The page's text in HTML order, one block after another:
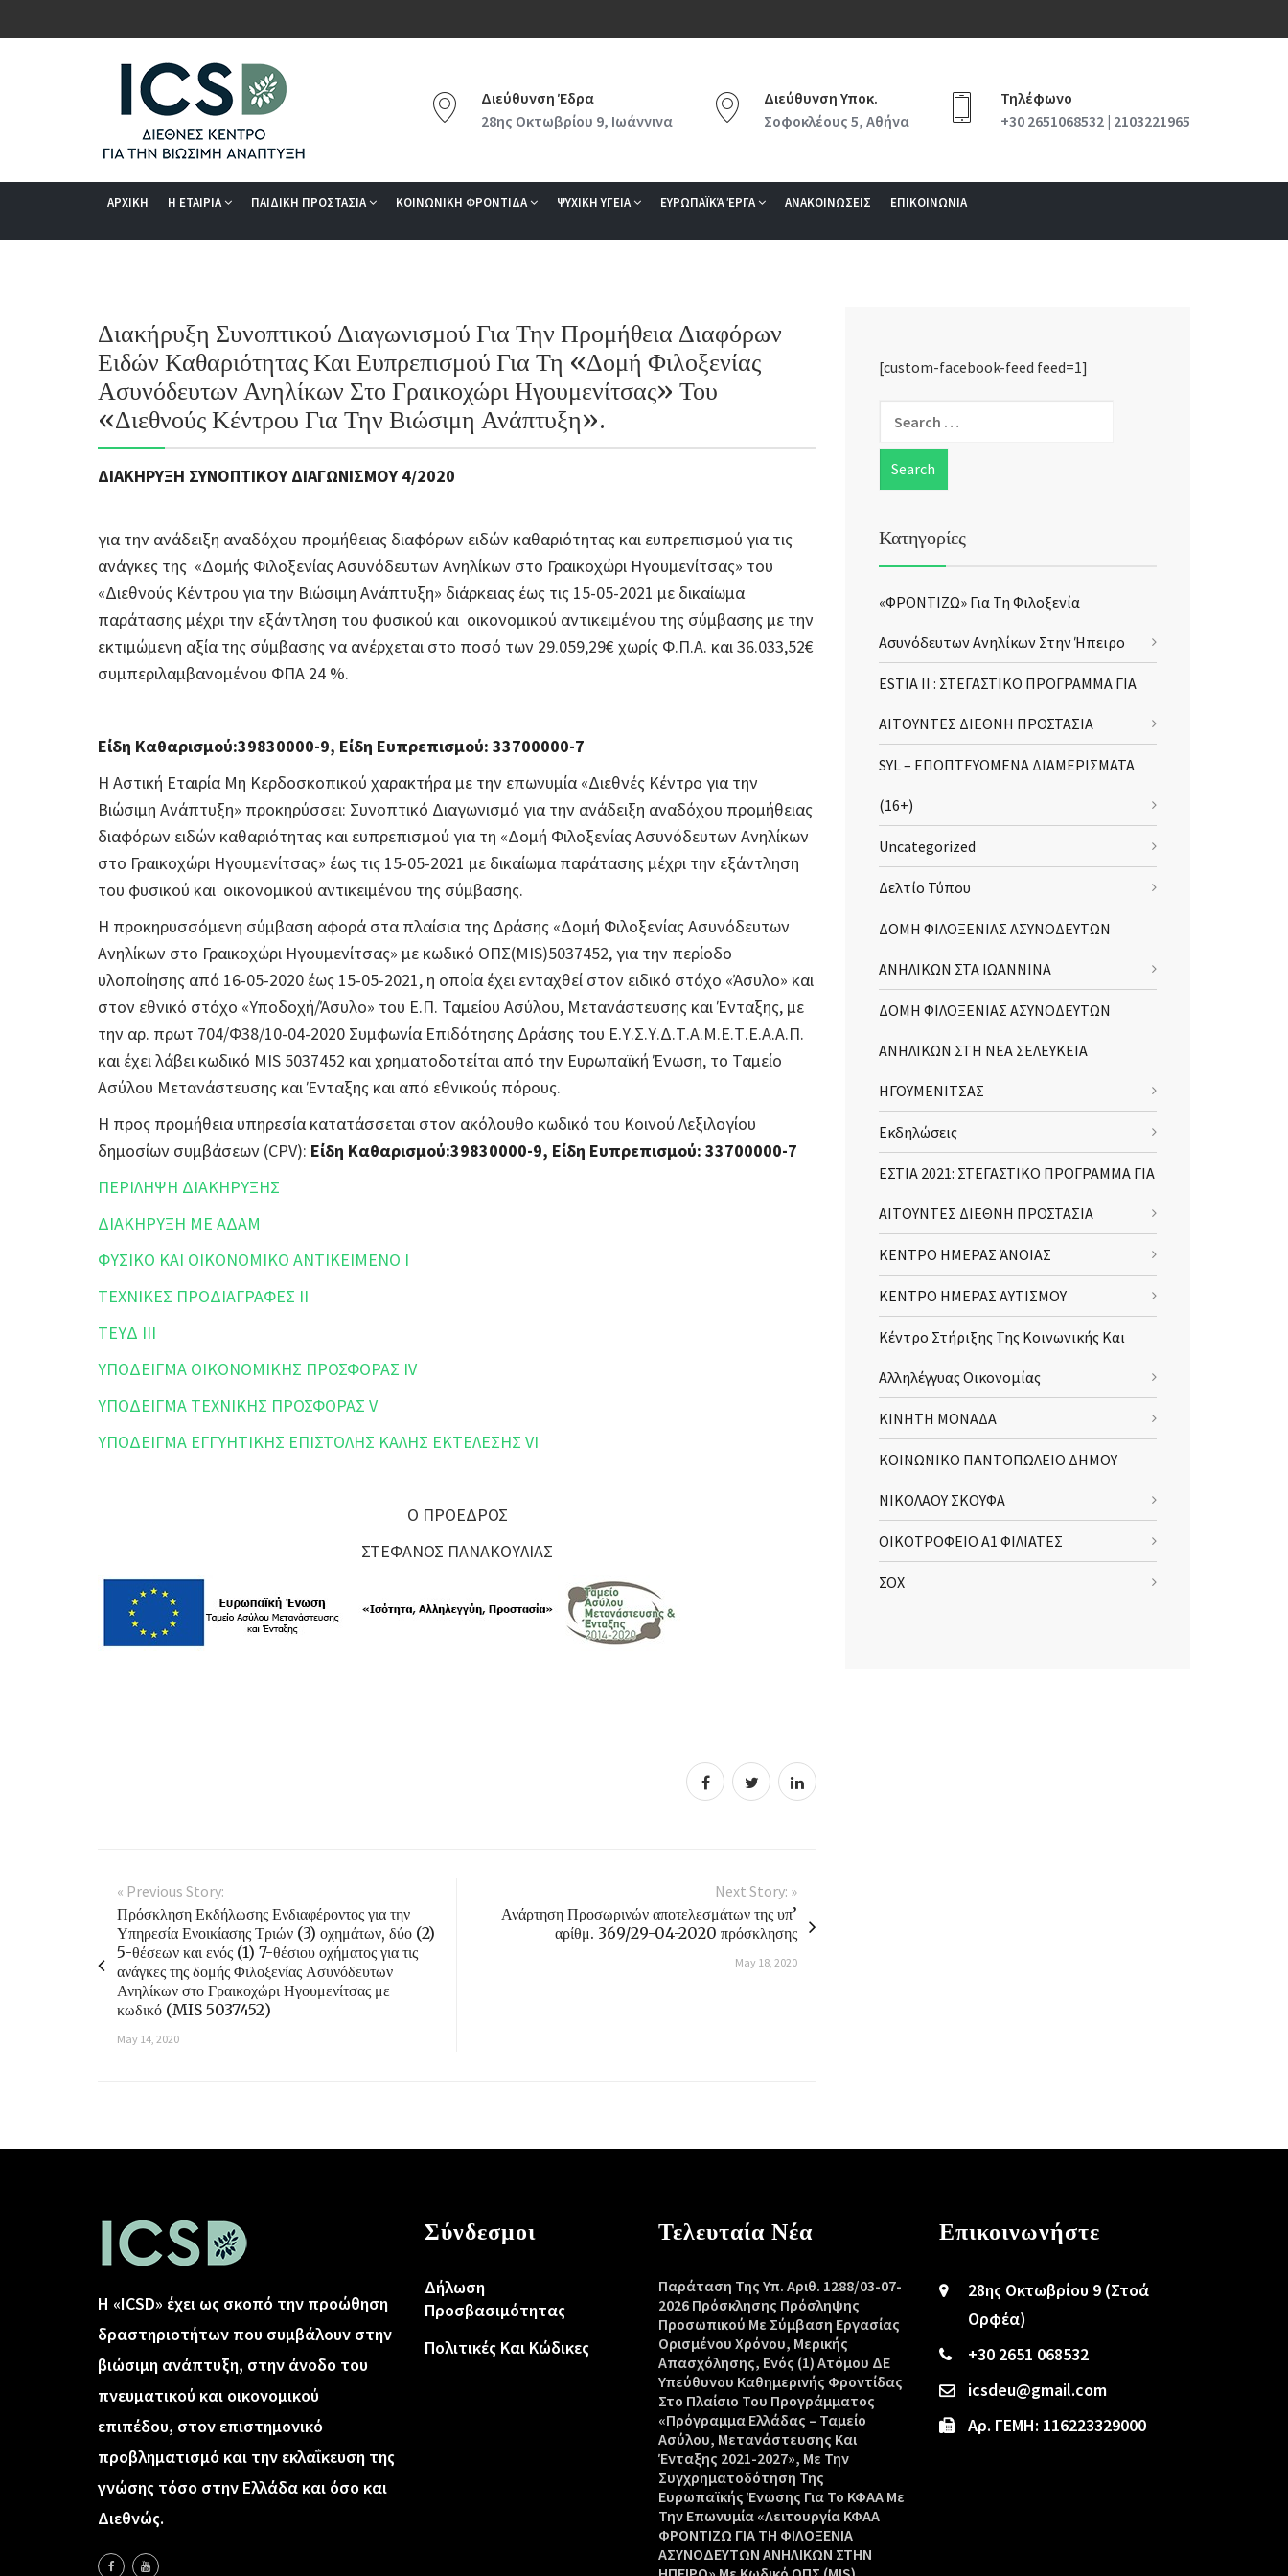
Διεύθυνση Έδρα
28ης Οκτωβρίου 9, Ιωάννινα
Διεύθυνση Υποκ.
Σοφοκλέους 5, Αθήνα
Τηλέφωνο
+30 2651068532 | 2103221965
ΑΡΧΙΚΗ Η ΕΤΑΙΡΙΑ ΠΑΙΔΙΚΗ ΠΡΟΣΤΑΣΙΑ ΚΟΙΝΩΝΙΚΗ ΦΡΟΝΤΙΔΑ ΨΥΧΙΚΗ ΥΓΕΙΑ ΕΥΡΩΠΑΪΚΆ ΈΡΓΑ ΑΝΑΚΟΙΝΩΣΕΙΣ ΕΠΙΚΟΙΝΩΝΙΑ
Διακήρυξη Συνοπτικού Διαγωνισμού Για Την Προμήθεια Διαφόρων
Ειδών Καθαριότητας Και Ευπρεπισμού Για Τη «Δομή Φιλοξενίας
Ασυνόδευτων Ανηλίκων Στο Γραικοχώρι Ηγουμενίτσας» Του
«Διεθνούς Κέντρου Για Την Βιώσιμη Ανάπτυξη».
ΔΙΑΚΗΡΥΞΗ ΣΥΝΟΠΤΙΚΟΥ ΔΙΑΓΩΝΙΣΜΟΥ 4/2020
για την ανάδειξη αναδόχου προμήθειας διαφόρων ειδών καθαριότητας και ευπρεπισμού για τις
ανάγκες της «Δομής Φιλοξενίας Ασυνόδευτων Ανηλίκων στο Γραικοχώρι Ηγουμενίτσας» του
«Διεθνούς Κέντρου για την Βιώσιμη Ανάπτυξη» διάρκειας έως τις 15-05-2021 με δικαίωμα
παράτασης μέχρι την εξάντληση του φυσικού και οικονομικού αντικειμένου της σύμβασης με την
εκτιμώμενη αξία της σύμβασης να ανέρχεται στο ποσό των 29.059,29€ χωρίς Φ.Π.Α. και 36.033,52€
συμπεριλαμβανομένου ΦΠΑ 24 %.
Είδη Καθαρισμού:39830000-9, Είδη Ευπρεπισμού: 33700000-7
Η Αστική Εταιρία Μη Κερδοσκοπικού χαρακτήρα με την επωνυμία «Διεθνές Κέντρο για την
Βιώσιμη Ανάπτυξη» προκηρύσσει: Συνοπτικό Διαγωνισμό για την ανάδειξη αναδόχου προμήθειας
διαφόρων ειδών καθαριότητας και ευπρεπισμού για τη «Δομή Φιλοξενίας Ασυνόδευτων Ανηλίκων
στο Γραικοχώρι Ηγουμενίτσας» έως τις 15-05-2021 με δικαίωμα παράτασης μέχρι την εξάντληση
του φυσικού και οικονομικού αντικειμένου της σύμβασης.
Η προκηρυσσόμενη σύμβαση αφορά στα πλαίσια της Δράσης «Δομή Φιλοξενίας Ασυνόδευτων
Ανηλίκων στο Γραικοχώρι Ηγουμενίτσας» με κωδικό ΟΠΣ(MIS)5037452, για την περίοδο
υλοποίησης από 16-05-2020 έως 15-05-2021, η οποία έχει ενταχθεί στον ειδικό στόχο «Άσυλο» και
στον εθνικό στόχο «Υποδοχή/Άσυλο» του Ε.Π. Ταμείου Ασύλου, Μετανάστευσης και Ένταξης, με
την αρ. πρωτ 704/Φ38/10-04-2020 Συμφωνία Επιδότησης Δράσης του Ε.Υ.Σ.Υ.Δ.Τ.Α.Μ.Ε.Τ.Ε.Α.Α.Π.
και έχει λάβει κωδικό MIS 5037452 και χρηματοδοτείται από την Ευρωπαϊκή Ένωση, το Ταμείο
Ασύλου Μετανάστευσης και Ένταξης και από εθνικούς πόρους.
Η προς προμήθεια υπηρεσία κατατάσσεται στον ακόλουθο κωδικό του Κοινού Λεξιλογίου
δημοσίων συμβάσεων (CPV): Είδη Καθαρισμού:39830000-9, Είδη Ευπρεπισμού: 33700000-7
ΠΕΡΙΛΗΨΗ ΔΙΑΚΗΡΥΞΗΣ
ΔΙΑΚΗΡΥΞΗ ΜΕ ΑΔΑΜ
ΦΥΣΙΚΟ ΚΑΙ ΟΙΚΟΝΟΜΙΚΟ ΑΝΤΙΚΕΙΜΕΝΟ I
TEXNIKEΣ ΠΡΟΔΙΑΓΡΑΦΕΣ ΙΙ
ΤΕΥΔ ΙΙΙ
ΥΠΟΔΕΙΓΜΑ ΟΙΚΟΝΟΜΙΚΗΣ ΠΡΟΣΦΟΡΑΣ IV
ΥΠΟΔΕΙΓΜΑ ΤΕΧΝΙΚΗΣ ΠΡΟΣΦΟΡΑΣ V
ΥΠΟΔΕΙΓΜΑ ΕΓΓΥΗΤΙΚΗΣ ΕΠΙΣΤΟΛΗΣ ΚΑΛΗΣ ΕΚΤΕΛΕΣΗΣ VI
Ο ΠΡΟΕΔΡΟΣ
ΣΤΕΦΑΝΟΣ ΠΑΝΑΚΟΥΛΙΑΣ
« Previous Story:
Πρόσκληση Εκδήλωσης Ενδιαφέροντος για την
Υπηρεσία Ενοικίασης Τριών (3) οχημάτων, δύο (2)
5-θέσεων και ενός (1) 7-θέσιου οχήματος για τις
ανάγκες της δομής Φιλοξενίας Ασυνόδευτων
Ανηλίκων στο Γραικοχώρι Ηγουμενίτσας με
κωδικό (MIS 5037452)
May 14, 2020
Next Story: »
Ανάρτηση Προσωρινών αποτελεσμάτων της υπ’
αρίθμ. 369/29-04-2020 πρόσκλησης
May 18, 2020
[custom-facebook-feed feed=1]
Κατηγορίες
«ΦΡΟΝΤΙΖΩ» Για Τη Φιλοξενία
Ασυνόδευτων Ανηλίκων Στην Ήπειρο
ESTIA II : ΣΤΕΓΑΣΤΙΚΟ ΠΡΟΓΡΑΜΜΑ ΓΙΑ
ΑΙΤΟΥΝΤΕΣ ΔΙΕΘΝΗ ΠΡΟΣΤΑΣΙΑ
SYL – ΕΠΟΠΤΕΥΟΜΕΝΑ ΔΙΑΜΕΡΙΣΜΑΤΑ
(16+)
Uncategorized
Δελτίο Τύπου
ΔΟΜΗ ΦΙΛΟΞΕΝΙΑΣ ΑΣΥΝΟΔΕΥΤΩΝ
ΑΝΗΛΙΚΩΝ ΣΤΑ ΙΩΑΝΝΙΝΑ
ΔΟΜΗ ΦΙΛΟΞΕΝΙΑΣ ΑΣΥΝΟΔΕΥΤΩΝ
ΑΝΗΛΙΚΩΝ ΣΤΗ ΝΕΑ ΣΕΛΕΥΚΕΙΑ
ΗΓΟΥΜΕΝΙΤΣΑΣ
Εκδηλώσεις
ΕΣΤΙΑ 2021: ΣΤΕΓΑΣΤΙΚΟ ΠΡΟΓΡΑΜΜΑ ΓΙΑ
ΑΙΤΟΥΝΤΕΣ ΔΙΕΘΝΗ ΠΡΟΣΤΑΣΙΑ
ΚΕΝΤΡΟ ΗΜΕΡΑΣ ΆΝΟΙΑΣ
ΚΕΝΤΡΟ ΗΜΕΡΑΣ ΑΥΤΙΣΜΟΥ
Κέντρο Στήριξης Της Κοινωνικής Και
Αλληλέγγυας Οικονομίας
ΚΙΝΗΤΗ ΜΟΝΑΔΑ
ΚΟΙΝΩΝΙΚΟ ΠΑΝΤΟΠΩΛΕΙΟ ΔΗΜΟΥ
ΝΙΚΟΛΑΟΥ ΣΚΟΥΦΑ
ΟΙΚΟΤΡΟΦΕΙΟ Α1 ΦΙΛΙΑΤΕΣ
ΣΟΧ
Η «ICSD» έχει ως σκοπό την προώθηση
δραστηριοτήτων που συμβάλουν στην
βιώσιμη ανάπτυξη, στην άνοδο του
πνευματικού και οικονομικού
επιπέδου, στον επιστημονικό
προβληματισμό και την εκλαΐκευση της
γνώσης τόσο στην Ελλάδα και όσο και
Διεθνώς.
Σύνδεσμοι
Δήλωση
Προσβασιμότητας
Πολιτικές Και Κώδικες
Τελευταία Νέα
Παράταση Της Υπ. Αριθ. 1288/03-07-
2026 Πρόσκλησης Πρόσληψης
Προσωπικού Με Σύμβαση Εργασίας
Ορισμένου Χρόνου, Μερικής
Απασχόλησης, Ενός (1) Ατόμου ΔΕ
Υπεύθυνου Καθημερινής Φροντίδας
Στο Πλαίσιο Του Προγράμματος
«Πρόγραμμα Ελλάδας – Ταμείο
Ασύλου, Μετανάστευσης Και
Ένταξης 2021-2027», Με Την
Συγχρηματοδότηση Της
Ευρωπαϊκής Ένωσης Για Το ΚΦΑΑ Με
Την Επωνυμία «Λειτουργία ΚΦΑΑ
ΦΡΟΝΤΙΖΩ ΓΙΑ ΤΗ ΦΙΛΟΞΕΝΙΑ
ΑΣΥΝΟΔΕΥΤΩΝ ΑΝΗΛΙΚΩΝ ΣΤΗΝ
Επικοινωνήστε
28ης Οκτωβρίου 9 (Στοά
Ορφέα)
+30 2651 068532
icsdeu@gmail.com
Αρ. ΓΕΜΗ: 116223329000